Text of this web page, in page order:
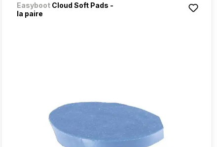
Easyboot Cloud Soft Pads -
la paire